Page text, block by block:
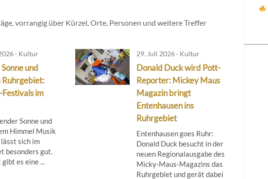
vorrangig über Kürzel, Orte, Personen und weitere Treffer
· Kultur
und
Ruhrgebiet:
im
Sonne und
Himmel Musik
sich im
besonders gut.
es eine ...
29. Juli 2026 · Kultur
Donald Duck wird Pott-
Reporter: Mickey Maus
Magazin bringt
Entenhausen ins
Ruhrgebiet
Entenhausen goes Ruhr:
Donald Duck besucht in der
neuen Regionalausgabe des
Micky‑Maus‑Magazins das
Ruhrgebiet und gerät dabei